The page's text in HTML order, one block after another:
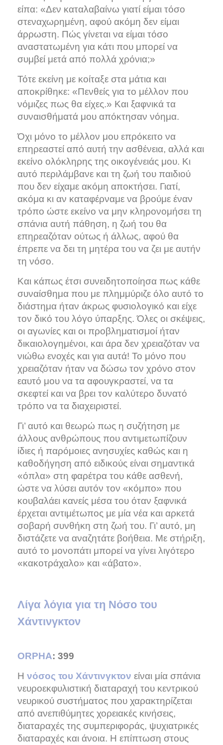
είπα: «Δεν καταλαβαίνω γιατί είμαι τόσο
στεναχωρημένη, αφού ακόμη δεν είμαι
άρρωστη. Πώς γίνεται να είμαι τόσο
αναστατωμένη για κάτι που μπορεί να
συμβεί μετά από πολλά χρόνια;»
Τότε εκείνη με κοίταξε στα μάτια και
αποκρίθηκε: «Πενθείς για το μέλλον που
νόμιζες πως θα είχες.» Και ξαφνικά τα
συναισθήματά μου απόκτησαν νόημα.
Όχι μόνο το μέλλον μου επρόκειτο να
επηρεαστεί από αυτή την ασθένεια, αλλά και
εκείνο ολόκληρης της οικογένειάς μου. Κι
αυτό περιλάμβανε και τη ζωή του παιδιού
που δεν είχαμε ακόμη αποκτήσει. Γιατί,
ακόμα κι αν καταφέρναμε να βρούμε έναν
τρόπο ώστε εκείνο να μην κληρονομήσει τη
σπάνια αυτή πάθηση, η ζωή του θα
επηρεαζόταν ούτως ή άλλως, αφού θα
έπρεπε να δει τη μητέρα του να ζει με αυτήν
τη νόσο.
Και κάπως έτσι συνειδητοποίησα πως κάθε
συναίσθημα που με πλημμύριζε όλο αυτό το
διάστημα ήταν άκρως φυσιολογικό και είχε
τον δικό του λόγο ύπαρξης. Όλες οι σκέψεις,
οι αγωνίες και οι προβληματισμοί ήταν
δικαιολογημένοι, και άρα δεν χρειαζόταν να
νιώθω ενοχές και για αυτά! Το μόνο που
χρειαζόταν ήταν να δώσω τον χρόνο στον
εαυτό μου να τα αφουγκραστεί, να τα
σκεφτεί και να βρει τον καλύτερο δυνατό
τρόπο να τα διαχειριστεί.
Γι’ αυτό και θεωρώ πως η συζήτηση με
άλλους ανθρώπους που αντιμετωπίζουν
ίδιες ή παρόμοιες ανησυχίες καθώς και η
καθοδήγηση από ειδικούς είναι σημαντικά
«όπλα» στη φαρέτρα του κάθε ασθενή,
ώστε να λύσει αυτόν τον «κόμπο» που
κουβαλάει κανείς μέσα του όταν ξαφνικά
έρχεται αντιμέτωπος με μία νέα και αρκετά
σοβαρή συνθήκη στη ζωή του. Γι’ αυτό, μη
διστάζετε να αναζητάτε βοήθεια. Με στήριξη,
αυτό το μονοπάτι μπορεί να γίνει λιγότερο
«κακοτράχαλο» και «άβατο».
Λίγα λόγια για τη Νόσο του
Χάντινγκτον
ORPHA: 399
Η νόσος του Χάντινγκτον είναι μία σπάνια
νευροεκφυλιστική διαταραχή του κεντρικού
νευρικού συστήματος που χαρακτηρίζεται
από ανεπιθύμητες χορειακές κινήσεις,
διαταραχές της συμπεριφοράς, ψυχιατρικές
διαταραχές και άνοια. Η επίπτωση στους